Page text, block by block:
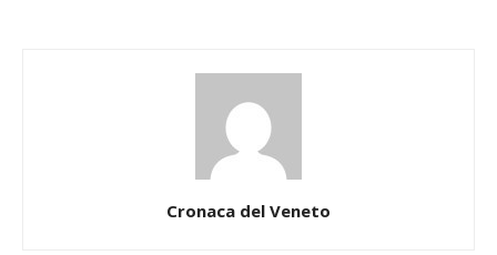
Cronaca del Veneto